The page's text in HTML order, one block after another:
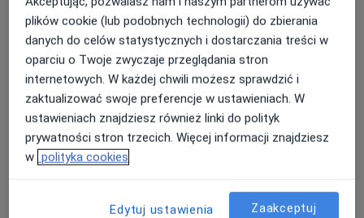
TSH, fT3, fT4, anty-TPO, anty-TG,
lipidogram (cholesterol całkowity, HDL, LDL,
triglicerydy),
USG tarczycy z pomiarem,
glukoza i insulina na czczo,
witamina D3 (25OH),
kwas foliowy, B12, żelazo, ferrytyna,
Lokalizacja i zasady
plików cookie (lub podobnych technologii) do zbierania
danych do celów statystycznych i dostarczania treści w
oparciu o Twoje zwyczaje przeglądania stron
internetowych. W każdej chwili możesz sprawdzić i
zaktualizować swoje preferencje w ustawieniach. W
ustawieniach znajdziesz również linki do polityk
prywatności stron trzecich. Więcej informacji znajdziesz
w polityka cookies
Edytuj ustawienia Zaakceptuj